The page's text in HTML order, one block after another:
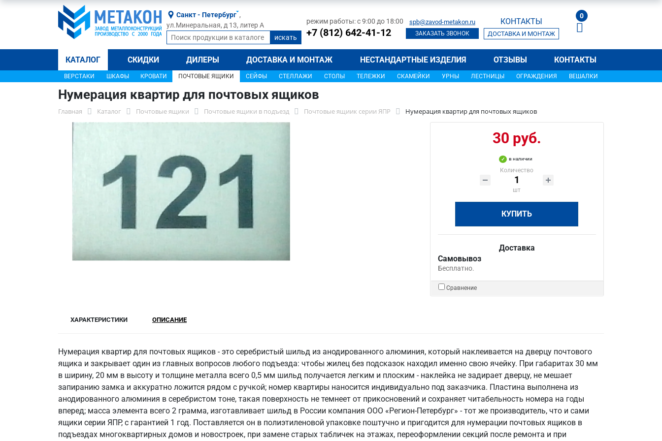
Санкт - Петербург ,
ул.Минеральная, д 13, литер А
режим работы: с 9:00 до 18:00
+7 (812) 642-41-12
spb@zavod-metakon.ru
ЗАКАЗАТЬ ЗВОНОК
КОНТАКТЫ
ДОСТАВКА И МОНТАЖ
0
КАТАЛОГ СКИДКИ ДИЛЕРЫ ДОСТАВКА И МОНТАЖ НЕСТАНДАРТНЫЕ ИЗДЕЛИЯ ОТЗЫВЫ КОНТАКТЫ
ВЕРСТАКИ ШКАФЫ КРОВАТИ ПОЧТОВЫЕ ЯЩИКИ СЕЙФЫ СТЕЛЛАЖИ СТОЛЫ ТЕЛЕЖКИ СКАМЕЙКИ УРНЫ ЛЕСТНИЦЫ ОГРАЖДЕНИЯ ВЕШАЛКИ
Нумерация квартир для почтовых ящиков
Главная Каталог Почтовые ящики Почтовые ящики в подъезд Почтовые ящиик серии ЯПР Нумерация квартир для почтовых ящиков
30 руб.
в наличии
Количество
шт
КУПИТЬ
Доставка
Самовывоз
Бесплатно.
Сравнение
ХАРАКТЕРИСТИКИ ОПИСАНИЕ
Нумерация квартир для почтовых ящиков - это серебристый шильд из анодированного алюминия, который наклеивается на дверцу почтового
ящика и закрывает один из главных вопросов любого подъезда: чтобы жилец без подсказок находил именно свою ячейку. При габаритах 30 мм
в ширину, 20 мм в высоту и толщине металла всего 0,5 мм шильд получается легким и плоским - наклейка не задирает дверцу, не мешает
запиранию замка и аккуратно ложится рядом с ручкой; номер квартиры наносится индивидуально под заказчика. Пластина выполнена из
анодированного алюминия в серебристом тоне, такая поверхность не темнеет от прикосновений и сохраняет читабельность номера на годы
вперед; масса элемента всего 2 грамма, изготавливает шильд в России компания ООО «Регион-Петербург» - тот же производитель, что и сами
ящики серии ЯПР, с гарантией 1 год. Поставляется он в полиэтиленовой упаковке поштучно и пригодится для нумерации почтовых ящиков в
подъездах многоквартирных домов и новостроек, при замене старых табличек на этажах, переоформлении секций после ремонта и при